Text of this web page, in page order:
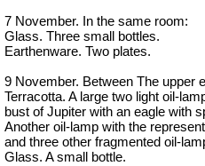
7 November. In the same room:
Glass. Three small bottles.
Earthenware. Two plates.
9 November. Between The upper
Terracotta. A large two light oil-
bust of Jupiter with an eagle with
Another oil-lamp with the
and three other fragmented oil-
Glass. A small bottle.